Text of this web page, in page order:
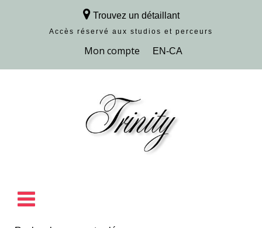
Trouvez un détaillant
Accès réservé aux studios et perceurs